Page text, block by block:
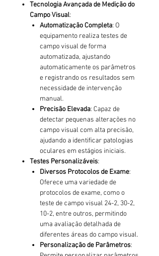
Tecnologia Avançada de Medição do
Campo Visual:
Automatização Completa: O
equipamento realiza testes de
campo visual de forma
automatizada, ajustando
automaticamente os parâmetros
e registrando os resultados sem
necessidade de intervenção
manual.
Precisão Elevada: Capaz de
detectar pequenas alterações no
campo visual com alta precisão,
ajudando a identificar patologias
oculares em estágios iniciais.
Testes Personalizáveis:
Diversos Protocolos de Exame:
Oferece uma variedade de
protocolos de exame, como o
teste de campo visual 24-2, 30-2,
10-2, entre outros, permitindo
uma avaliação detalhada de
diferentes áreas do campo visual.
Personalização de Parâmetros: